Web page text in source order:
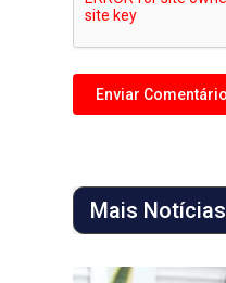
Mais Notícias